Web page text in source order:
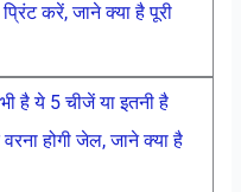
करें, जाने क्या है पूरी
है ये 5 चीजें या इतनी है
होगी जेल, जाने क्या है